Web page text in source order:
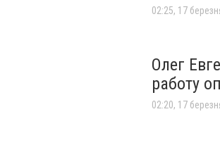
02:25, 17
Олег
работу
02:20, 17